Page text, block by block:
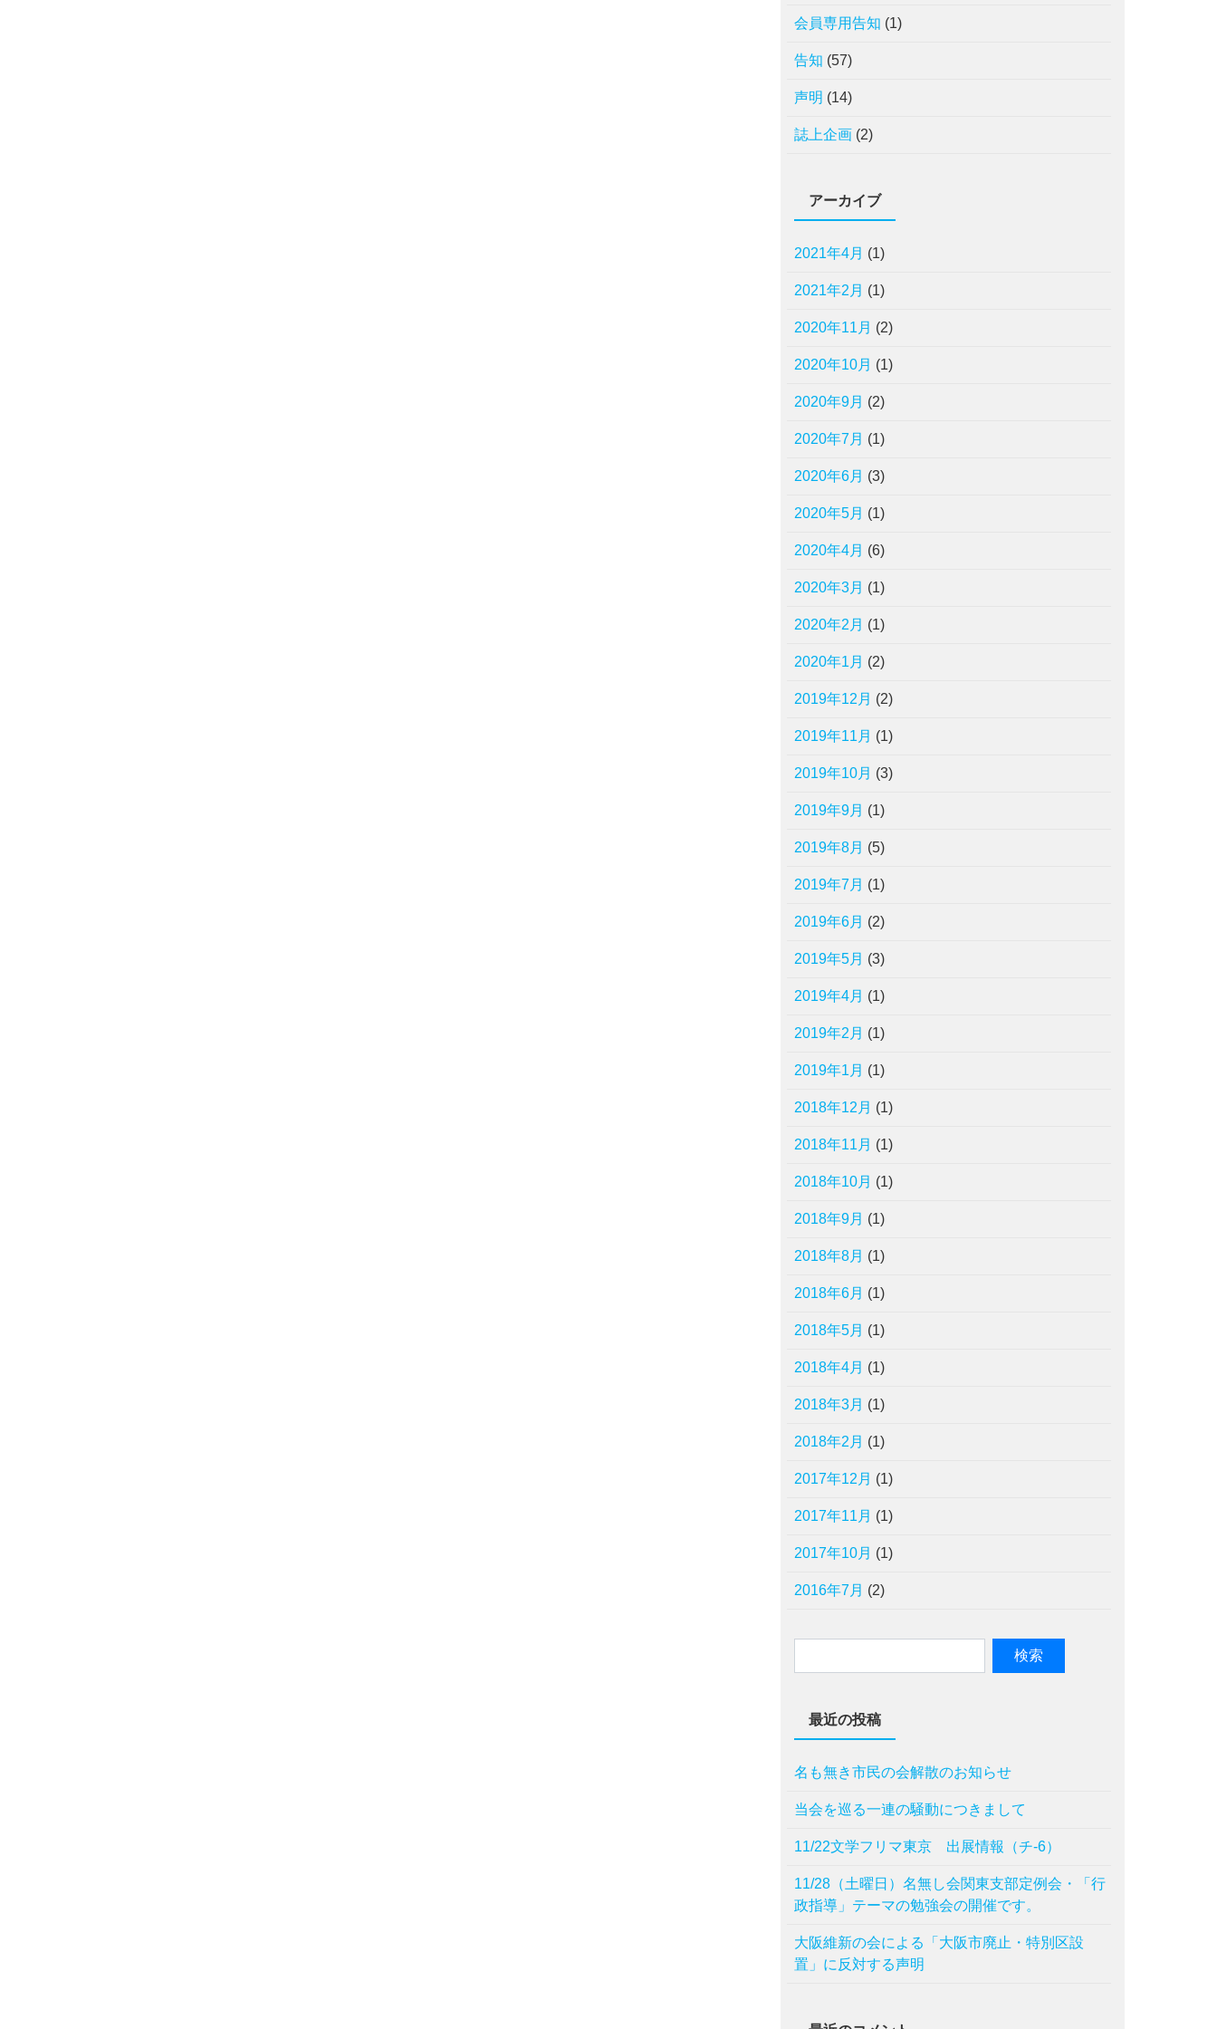
会員専用告知 (1)
告知 (57)
声明 (14)
誌上企画 (2)
アーカイブ
2021年4月 (1)
2021年2月 (1)
2020年11月 (2)
2020年10月 (1)
2020年9月 (2)
2020年7月 (1)
2020年6月 (3)
2020年5月 (1)
2020年4月 (6)
2020年3月 (1)
2020年2月 (1)
2020年1月 (2)
2019年12月 (2)
2019年11月 (1)
2019年10月 (3)
2019年9月 (1)
2019年8月 (5)
2019年7月 (1)
2019年6月 (2)
2019年5月 (3)
2019年4月 (1)
2019年2月 (1)
2019年1月 (1)
2018年12月 (1)
2018年11月 (1)
2018年10月 (1)
2018年9月 (1)
2018年8月 (1)
2018年6月 (1)
2018年5月 (1)
2018年4月 (1)
2018年3月 (1)
2018年2月 (1)
2017年12月 (1)
2017年11月 (1)
2017年10月 (1)
2016年7月 (2)
最近の投稿
名も無き市民の会解散のお知らせ
当会を巡る一連の騒動につきまして
11/22文学フリマ東京 出展情報（チ-6）
11/28（土曜日）名無し会関東支部定例会・「行
政指導」テーマの勉強会の開催です。
⼤阪維新の会による「⼤阪市廃⽌・特別区設
置」に反対する声明